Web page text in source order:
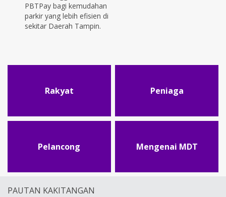
PBTPay bagi kemudahan
parkir yang lebih efisien di
sekitar Daerah Tampin.
Rakyat Peniaga
Pelancong Mengenai MDT
PAUTAN KAKITANGAN